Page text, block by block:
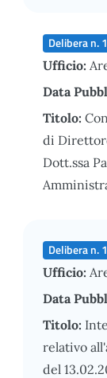
Delibera n.
Ufficio:
Data
Titolo:
di
Dott.ssa
Delibera n.
Ufficio:
Data
Titolo:
relativo
del